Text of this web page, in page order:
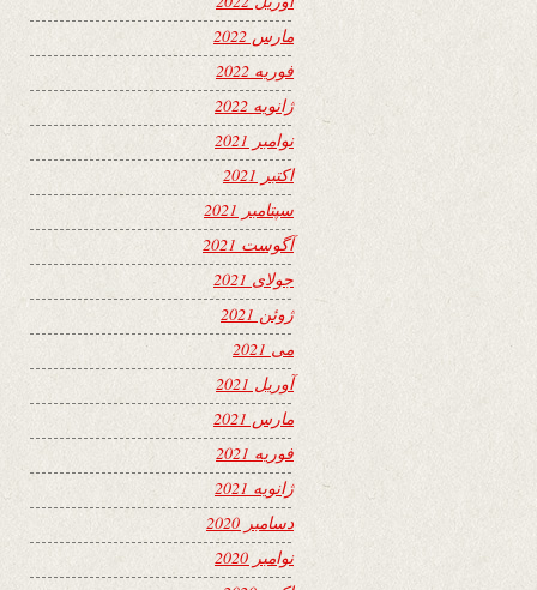
مارس 2022
فوریه 2022
ژانویه 2022
نوامبر 2021
اکتبر 2021
سپتامبر 2021
آگوست 2021
جولای 2021
ژوئن 2021
می 2021
آوریل 2021
مارس 2021
فوریه 2021
ژانویه 2021
دسامبر 2020
نوامبر 2020